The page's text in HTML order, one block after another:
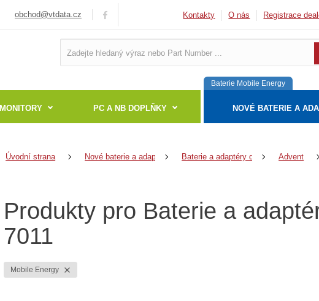
obchod@vtdata.cz Kontakty O nás Registrace
MONITORY PC A NB DOPLŇKY
Baterie Mobile Energy
NOVÉ BATERIE A
Úvodní strana Nové baterie a adaptéry Baterie a adaptéry do notebooků
Advent
Produkty pro Baterie a
7011
Mobile Energy